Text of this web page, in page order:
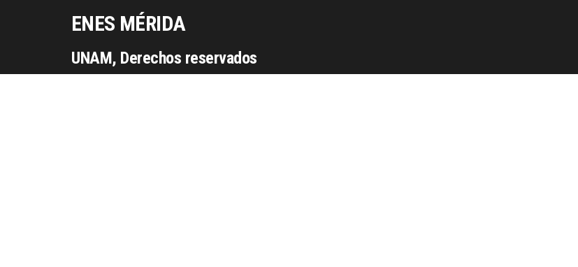
ENES MÉRIDA
UNAM, Derechos reservados